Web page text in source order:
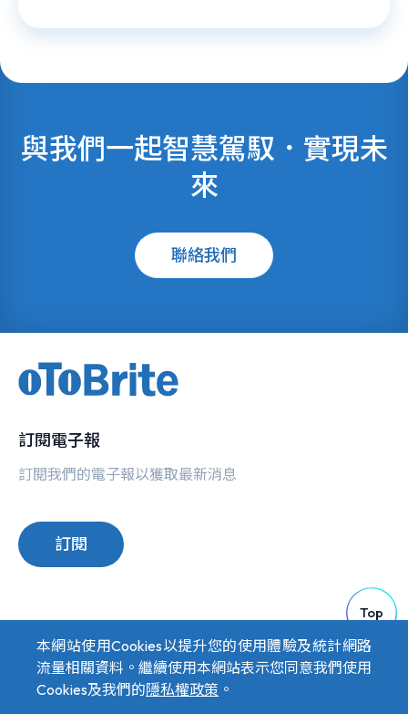
與我們一起智慧駕馭．實現未
來
聯絡我們
本網站使用Cookies以提升您的使用體驗及統計網路
流量相關資料。繼續使用本網站表示您同意我們使用
Cookies及我們的隱私權政策 。
訂閱電子報
訂閱我們的電子報以獲取最新消息
訂閱
隱私權政策
Top